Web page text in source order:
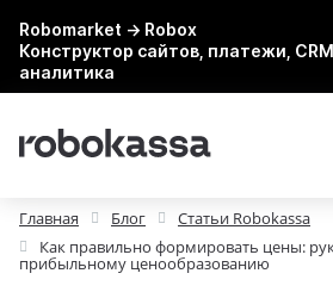
Robomarket → Robox
Конструктор сайтов, платежи, CRM,
аналитика
Главная Блог
Статьи Robokassa
Как правильно формировать цены:
прибыльному ценообразованию